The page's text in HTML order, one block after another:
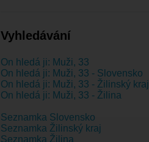
Vyhledávání
On hledá ji: Muži, 33
On hledá ji: Muži, 33 - Slovensko
On hledá ji: Muži, 33 - Žilinský kraj
On hledá ji: Muži, 33 - Žilina
Seznamka Slovensko
Seznamka Žilinský kraj
Seznamka Žilina